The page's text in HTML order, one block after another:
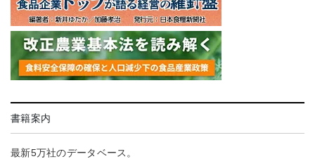
書籍案内
最新5万社のデータベース。